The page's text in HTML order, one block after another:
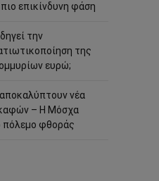
επικίνδυνη φάση
την
της
ευρώ;
νέα
– Η Μόσχα
πόλεμο φθοράς